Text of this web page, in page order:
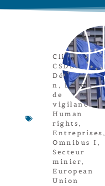
Climat,
CSDDD,
Dérégulatio
n , Devoir
de
vigilance,
Human
rights,
Entreprises ,
Omnibus I ,
Secteur
minier,
European
Union